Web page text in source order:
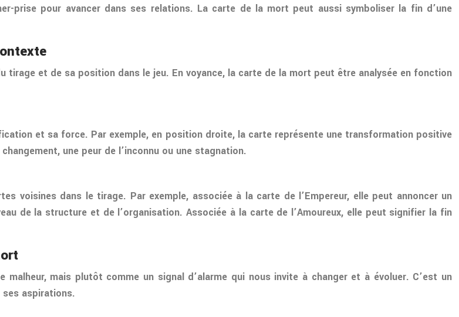
prise pour avancer dans ses relations. La carte de la mort peut aussi symboliser la fin d’une
et de sa position dans le jeu. En voyance, la carte de la mort peut être analysée en fonction
et sa force. Par exemple, en position droite, la carte représente une transformation positive
une peur de l’inconnu ou une stagnation.
voisines dans le tirage. Par exemple, associée à la carte de l’Empereur, elle peut annoncer un
de la structure et de l’organisation. Associée à la carte de l’Amoureux, elle peut signifier la fin
mais plutôt comme un signal d’alarme qui nous invite à changer et à évoluer. C’est un
aspirations.